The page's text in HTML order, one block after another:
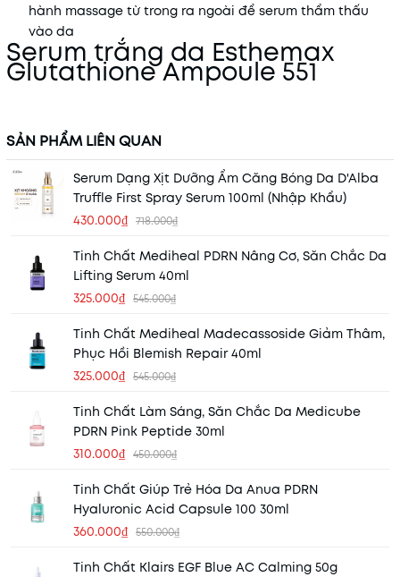
hành massage từ trong ra ngoài để serum thẩm thấu
vào da
Serum trắng da Esthemax
Glutathione Ampoule 551
SẢN PHẨM LIÊN QUAN
Serum Dạng Xịt Dưỡng Ẩm Căng Bóng Da D'Alba
Truffle First Spray Serum 100ml (Nhập Khẩu)
430.000₫ 718.000₫
Tinh Chất Mediheal PDRN Nâng Cơ, Săn Chắc Da
Lifting Serum 40ml
325.000₫ 545.000₫
Tinh Chất Mediheal Madecassoside Giảm Thâm,
Phục Hồi Blemish Repair 40ml
325.000₫ 545.000₫
Tinh Chất Làm Sáng, Săn Chắc Da Medicube
PDRN Pink Peptide 30ml
310.000₫ 450.000₫
Tinh Chất Giúp Trẻ Hóa Da Anua PDRN
Hyaluronic Acid Capsule 100 30ml
360.000₫ 550.000₫
Tinh Chất Klairs EGF Blue AC Calming 50g